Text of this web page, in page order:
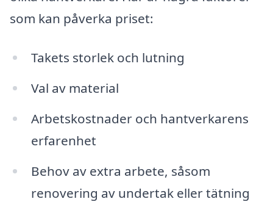
som kan påverka priset:
Takets storlek och lutning
Val av material
Arbetskostnader och hantverkarens
erfarenhet
Behov av extra arbete, såsom
renovering av undertak eller tätning